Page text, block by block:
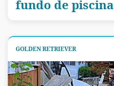
fundo de piscina
GOLDEN RETRIEVER